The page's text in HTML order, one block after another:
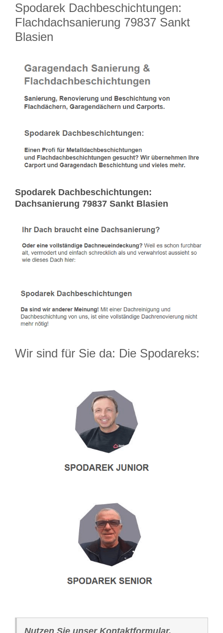
Spodarek Dachbeschichtungen:
Flachdachsanierung 79837 Sankt
Blasien
Spodarek Dachbeschichtungen:
Dachsanierung 79837 Sankt Blasien
Wir sind für Sie da: Die Spodareks:
Nutzen Sie unser Kontaktformular.